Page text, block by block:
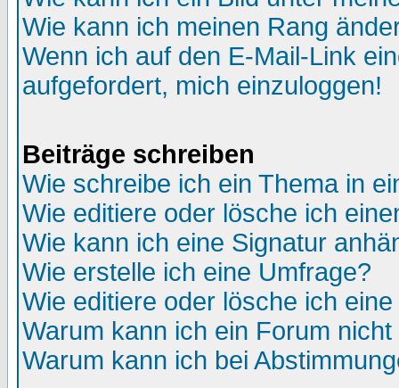
Wie kann ich meinen Rang
Wenn ich auf den E-Mail-Link
aufgefordert, mich einzuloggen!
Beiträge schreiben
Wie schreibe ich ein Thema in
Wie editiere oder lösche ich
Wie kann ich eine Signatur
Wie erstelle ich eine Umfrage?
Wie editiere oder lösche ich
Warum kann ich ein Forum
Warum kann ich bei